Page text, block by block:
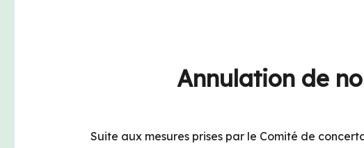
Annulation de
Suite aux mesures prises par le Comité de